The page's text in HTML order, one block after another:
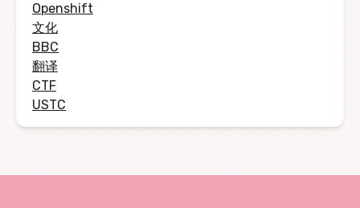
Openshift
文化
BBC
翻译
CTF
USTC